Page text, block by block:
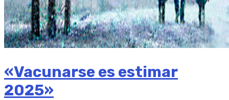
«Vacunarse es estimar
2025»